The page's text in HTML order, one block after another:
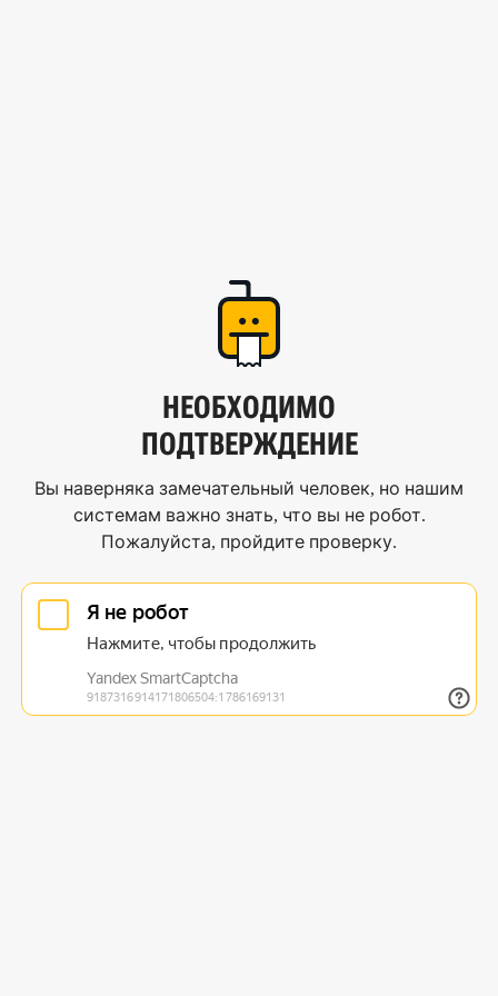
НЕОБХОДИМО
ПОДТВЕРЖДЕНИЕ
Вы наверняка замечательный человек, но нашим
системам важно знать, что вы не робот.
Пожалуйста, пройдите проверку.